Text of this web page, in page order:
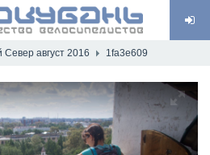
Север август 2016 1fa3e609